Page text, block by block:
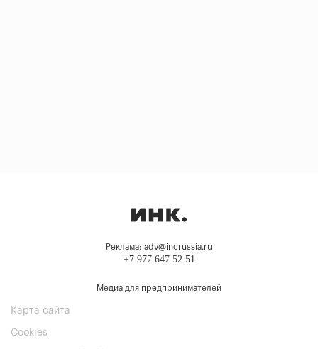
Реклама: adv@incrussia.ru
+7 977 647 52 51
Медиа для предпринимателей
Карта сайта
Cookies